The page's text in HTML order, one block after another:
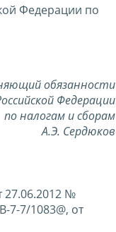
Федерации по
обязанности
Федерации
по налогам и сборам
А.Э. Сердюков
27.06.2012 №
7/1083@, от